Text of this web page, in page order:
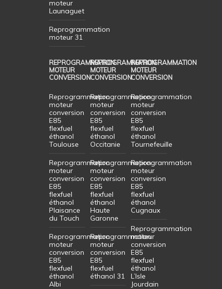
moteur
Launaguet
Reprogrammation
moteur 31
REPROGRAMMATION
MOTEUR
CONVERSION
Reprogrammation
moteur
conversion
E85
flexfuel
éthanol
Toulouse
Reprogrammation
moteur
conversion
E85
flexfuel
éthanol
Plaisance
du Touch
Reprogrammation
moteur
conversion
E85
flexfuel
éthanol
Albi
REPROGRAMMATION
MOTEUR
CONVERSION
Reprogrammation
moteur
conversion
E85
flexfuel
éthanol
Occitanie
Reprogrammation
moteur
conversion
E85
flexfuel
éthanol
Haute
Garonne
Reprogrammation
moteur
conversion
E85
flexfuel
éthanol 31
REPROGRAMMATION
MOTEUR
CONVERSION
Reprogrammation
moteur
conversion
E85
flexfuel
éthanol
Tournefeuille
Reprogrammation
moteur
conversion
E85
flexfuel
éthanol
Cugnaux
Reprogrammation
moteur
conversion
E85
flexfuel
éthanol
L’Isle
Jourdain